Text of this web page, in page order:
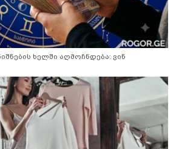
ხელში აღმოჩნდება: ვინ